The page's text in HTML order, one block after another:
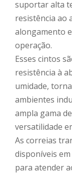
suportar alta
resistência ao
alongamento
operação.
Esses cintos
resistência à
umidade,
ambientes
ampla gama
versatilidade
As correias
disponíveis
para atender